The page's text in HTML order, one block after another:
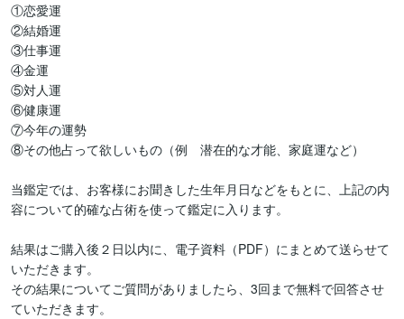
①恋愛運
②結婚運
③仕事運
④金運
⑤対人運
⑥健康運
⑦今年の運勢
⑧その他占って欲しいもの（例　潜在的な才能、家庭運など）
当鑑定では、お客様にお聞きした生年月日などをもとに、上記の内
容について的確な占術を使って鑑定に入ります。
結果はご購入後２日以内に、電子資料（PDF）にまとめて送らせて
いただきます。
その結果についてご質問がありましたら、3回まで無料で回答させ
ていただきます。